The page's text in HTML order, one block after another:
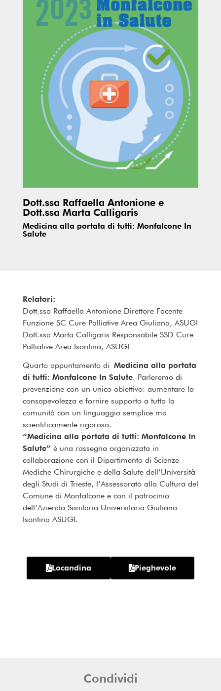
Dott.ssa Raffaella Antonione e
Dott.ssa Marta Calligaris
Medicina alla portata di tutti: Monfalcone In
Salute
Relatori:
Dott.ssa Raffaella Antonione Direttore Facente
Funzione SC Cure Palliative Area Giuliana, ASUGI
Dott.ssa Marta Calligaris Responsabile SSD Cure
Palliative Area Isontina, ASUGI
Quarto appuntamento di Medicina alla portata
di tutti: Monfalcone In Salute. Parleremo di
prevenzione con un unico obiettivo: aumentare la
consapevolezza e fornire supporto a tutta la
comunità con un linguaggio semplice ma
scientificamente rigoroso.
“Medicina alla portata di tutti: Monfalcone In
Salute” è una rassegna organizzata in
collaborazione con il Dipartimento di Scienze
Mediche Chirurgiche e della Salute dell’Università
degli Studi di Trieste, l’Assessorato alla Cultura del
Comune di Monfalcone e con il patrocinio
dell’Azienda Sanitaria Universitaria Giuliano
Isontina ASUGI.
Locandina Pieghevole
Condividi